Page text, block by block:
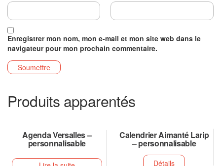
Enregistrer mon nom, mon e-mail et mon site web dans le
navigateur pour mon prochain commentaire.
Produits apparentés
Agenda Versalles –
personnalisable
Calendrier Aimanté Larip
– personnalisable
Détails